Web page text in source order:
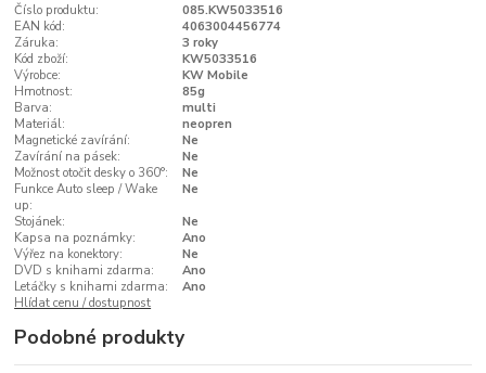
Číslo produktu:
085.KW5033516
EAN kód:
4063004456774
Záruka:
3 roky
Kód zboží:
KW5033516
Výrobce:
KW Mobile
Hmotnost:
85g
Barva:
multi
Materiál:
neopren
Magnetické zavírání:
Ne
Zavírání na pásek:
Ne
Možnost otočit desky o 360°:
Ne
Funkce Auto sleep / Wake
up:
Ne
Stojánek:
Ne
Kapsa na poznámky:
Ano
Výřez na konektory:
Ne
DVD s knihami zdarma:
Ano
Letáčky s knihami zdarma:
Ano
Hlídat cenu / dostupnost
Podobné produkty